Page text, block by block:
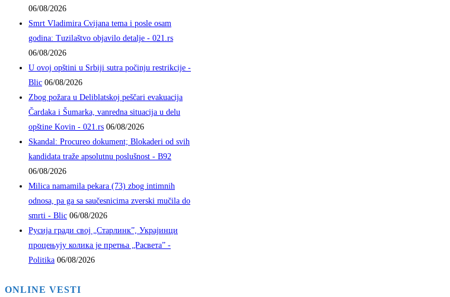
06/08/2026
Smrt Vladimira Cvijana tema i posle osam
godina: Tuzilaštvo objavilo detalje - 021.rs
06/08/2026
U ovoj opštini u Srbiji sutra počinju restrikcije -
Blic 06/08/2026
Zbog požara u Deliblatskoj peščari evakuacija
Čardaka i Šumarka, vanredna situacija u delu
opštine Kovin - 021.rs 06/08/2026
Skandal: Procureo dokument; Blokaderi od svih
kandidata traže apsolutnu poslušnost - B92
06/08/2026
Milica namamila pekara (73) zbog intimnih
odnosa, pa ga sa saučesnicima zverski mučila do
smrti - Blic 06/08/2026
Русија гради свој „Старлинк”, Украјинци
процењују колика је претња „Pасвета” -
Politika 06/08/2026
ONLINE VESTI